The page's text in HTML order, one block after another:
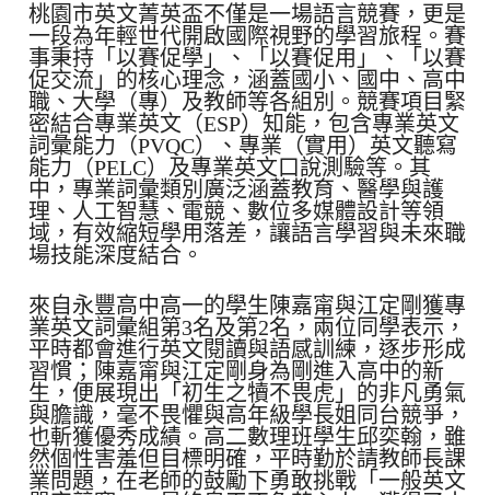
桃園市英文菁英盃不僅是一場語言競賽，更是
一段為年輕世代開啟國際視野的學習旅程。賽
事秉持「以賽促學」、「以賽促用」、「以賽
促交流」的核心理念，涵蓋國小、國中、高中
職、大學（專）及教師等各組別。競賽項目緊
密結合專業英文（ESP）知能，包含專業英文
詞彙能力（PVQC）、專業（實用）英文聽寫
能力（PELC）及專業英文口說測驗等。其
中，專業詞彙類別廣泛涵蓋教育、醫學與護
理、人工智慧、電競、數位多媒體設計等領
域，有效縮短學用落差，讓語言學習與未來職
場技能深度結合。
來自永豐高中高一的學生陳嘉甯與江定剛獲專
業英文詞彙組第3名及第2名，兩位同學表示，
平時都會進行英文閱讀與語感訓練，逐步形成
習慣；陳嘉甯與江定剛身為剛進入高中的新
生，便展現出「初生之犢不畏虎」的非凡勇氣
與膽識，毫不畏懼與高年級學長姐同台競爭，
也斬獲優秀成績。高二數理班學生邱奕翰，雖
然個性害羞但目標明確，平時勤於請教師長課
業問題，在老師的鼓勵下勇敢挑戰「一般英文